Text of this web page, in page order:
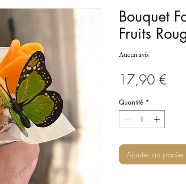
Bouquet
Fruits
Aucun avis
17,90 €
Quantité *
Ajouter au panier